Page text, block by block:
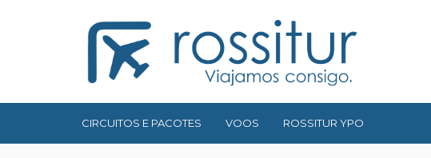
CIRCUITOS E PACOTES VOOS ROSSITUR YPO